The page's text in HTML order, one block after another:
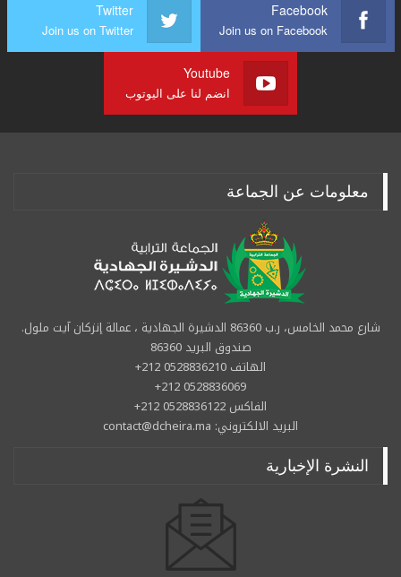
Facebook
Join us on Facebook
Twitter
Join us on Twitter
Youtube
انضم لنا على اليوتوب
معلومات عن الجماعة
شارع محمد الخامس، ر.ب 86360 الدشيرة الجهادية ، عمالة إنزكان آيت ملول.
صندوق البريد 86360
الهاتف 0528836210 212+
0528836069 212+
الفاكس 0528836122 212+
البريد الالكتروني: contact@dcheira.ma
النشرة الإخبارية